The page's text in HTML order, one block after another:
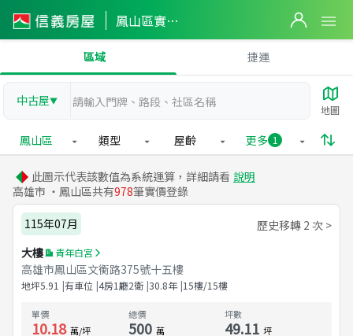
鳳山區實價登錄
區域 捷運
中古屋▼
地圖
鳳山區 類型 屋齡 更多 1
此圖示代表該數值為系統運算，詳細請看 說明
高雄市 ・鳳山區共有978筆實價登錄
115年07月
歷史移轉 2 次 >
大樓
青年白宮
高雄市鳳山區文衡路375號十五樓
地坪5.91 有車位 4房1廳2衛 30.8年 15樓/15樓
單價
10.18 萬/坪
總價
500 萬
坪數
49.11 坪